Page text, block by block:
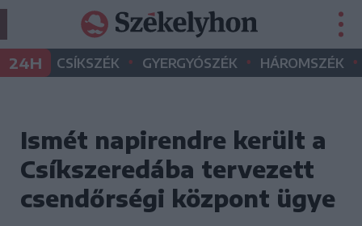
24H CSÍKSZÉK • GYERGYÓSZÉK • HÁROMSZÉK •
Ismét napirendre került a
Csíkszeredába tervezett
csendőrségi központ ügye